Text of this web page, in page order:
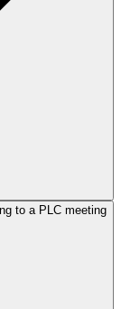
to a PLC meeting?